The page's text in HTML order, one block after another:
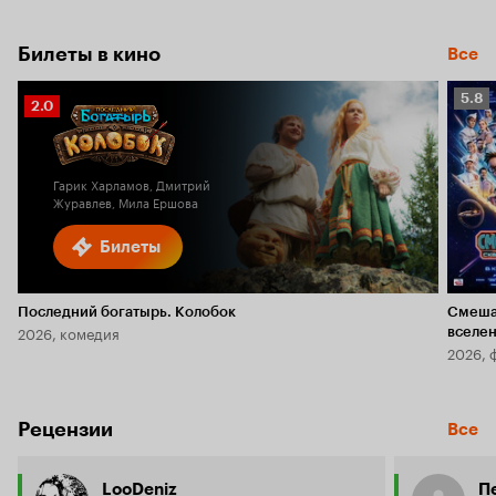
Билеты в кино Все
Билеты
Рейтинг
Кинопоиска
2.0
Гарик Харламов, Дмитрий
Журавлев, Мила Ершова
Последний богатырь. Колобок
2026, комедия
5.8
5.8
2026,
Рецензии Все
LooDeniz